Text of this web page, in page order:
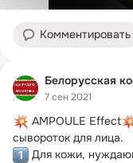
Комментировать
Белорусская
7 сен 2021
AMPOULE Effect
Для кожи,